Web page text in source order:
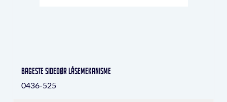
Bageste sidedør låsemekanisme
0436-525